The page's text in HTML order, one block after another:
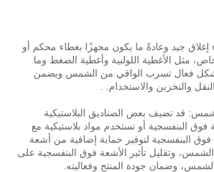
إغلاق جيد وعادةً ما يكون مجهزًا بغطاء محكم أو
مثل الأغطية اللولبية وأغطية الضغط وما
بشكل فعال تسرب الواقي من الشمس ويضمن
والتخزين والاستخدام. .
قد تضيف بعض الصناديق البلاستيكية
البنفسجية أو تستخدم مواد بلاستيكية مع
البنفسجية لتوفير حماية إضافية من أشعة
وتقليل تأثير الأشعة فوق البنفسجية على
وضمان جودة المنتج وفعاليته.